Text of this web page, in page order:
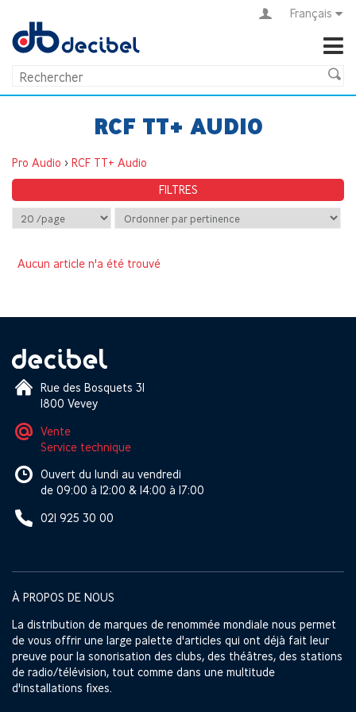
Français
RCF TT+ AUDIO
Pro Audio > RCF TT+ Audio
FILTRES
Aucun article n'a été trouvé
Rue des Bosquets 31
1800 Vevey
Vente
Service technique
Ouvert du lundi au vendredi
de 09:00 à 12:00 & 14:00 à 17:00
021 925 30 00
À PROPOS DE NOUS
La distribution de marques de renommée mondiale nous permet
de vous offrir une large palette d'articles qui ont déjà fait leur
preuve pour la sonorisation des clubs, des théâtres, des stations
de radio/télévision, tout comme dans une multitude
d'installations fixes.